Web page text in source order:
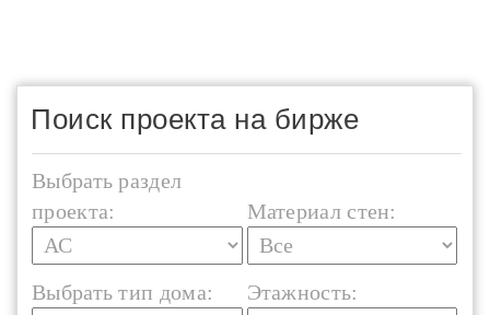
Поиск проекта на бирже
Выбрать раздел
проекта:
Материал стен:
Выбрать тип дома: Этажность: